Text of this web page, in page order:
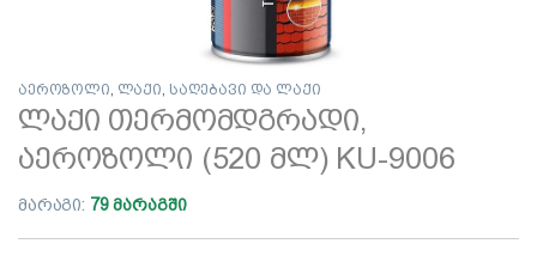
აეროზოლი ლაქი საღებავი და ლაქი
ლაქი თერმომდგრადი,
აეროზოლი (520 მლ) KU-9006
მარაგი: 79 მარაგში